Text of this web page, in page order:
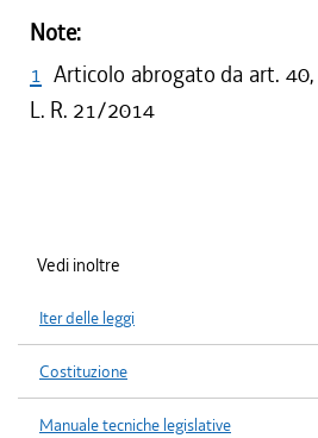
Note:
1 Articolo abrogato da art.
L. R. 21/2014
Vedi inoltre
Iter delle leggi
Costituzione
Manuale tecniche legislative